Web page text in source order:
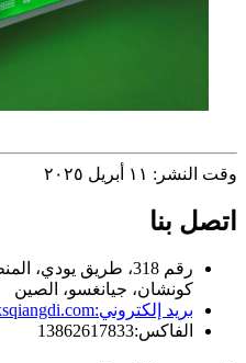
وقت النشر: ١١ أبريل ٢٠٢٥
اتصل بنا
رقم 318، طريق يودي،
كونشان، جيانغسو، الصين
بريد إلكتروني:
الفاكس:13862617833